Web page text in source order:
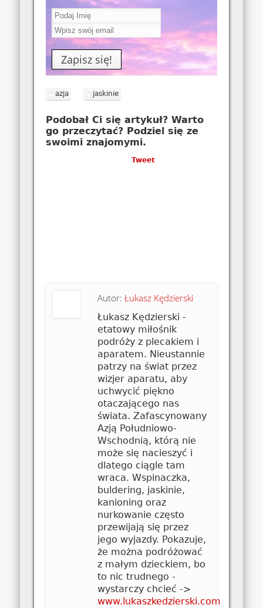
azja jaskinie
Podobał Ci się artykuł? Warto
go przeczytać? Podziel się ze
swoimi znajomymi.
Tweet
Autor:Łukasz Kędzierski
Łukasz Kędzierski -
etatowy miłośnik
podróży z plecakiem i
aparatem. Nieustannie
patrzy na świat przez
wizjer aparatu, aby
uchwycić piękno
otaczającego nas
świata. Zafascynowany
Azją Południowo-
Wschodnią, którą nie
może się nacieszyć i
dlatego ciągle tam
wraca. Wspinaczka,
buldering, jaskinie,
kanioning oraz
nurkowanie często
przewijają się przez
jego wyjazdy. Pokazuje,
że można podróżować
z małym dzieckiem, bo
to nic trudnego -
wystarczy chcieć ->
www.lukaszkedzierski.com